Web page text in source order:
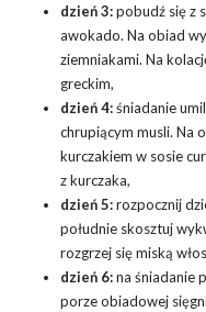
dzień 3:pobudź się z
awokado. Na obiad
ziemniakami. Na
greckim,
dzień 4:śniadanie
chrupiącym musli. Na
kurczakiem w sosie
z kurczaka,
dzień 5:rozpocznij
południe skosztuj
rozgrzej się miską
dzień 6:na śniadanie
porze obiadowej